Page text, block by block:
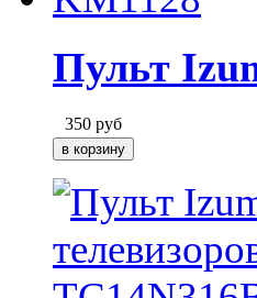
Пульт
350 руб